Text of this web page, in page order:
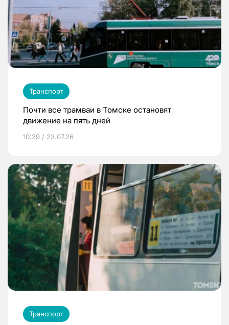
Транспорт
Почти все трамваи в Томске остановят
движение на пять дней
10:29 / 23.07.26
Транспорт